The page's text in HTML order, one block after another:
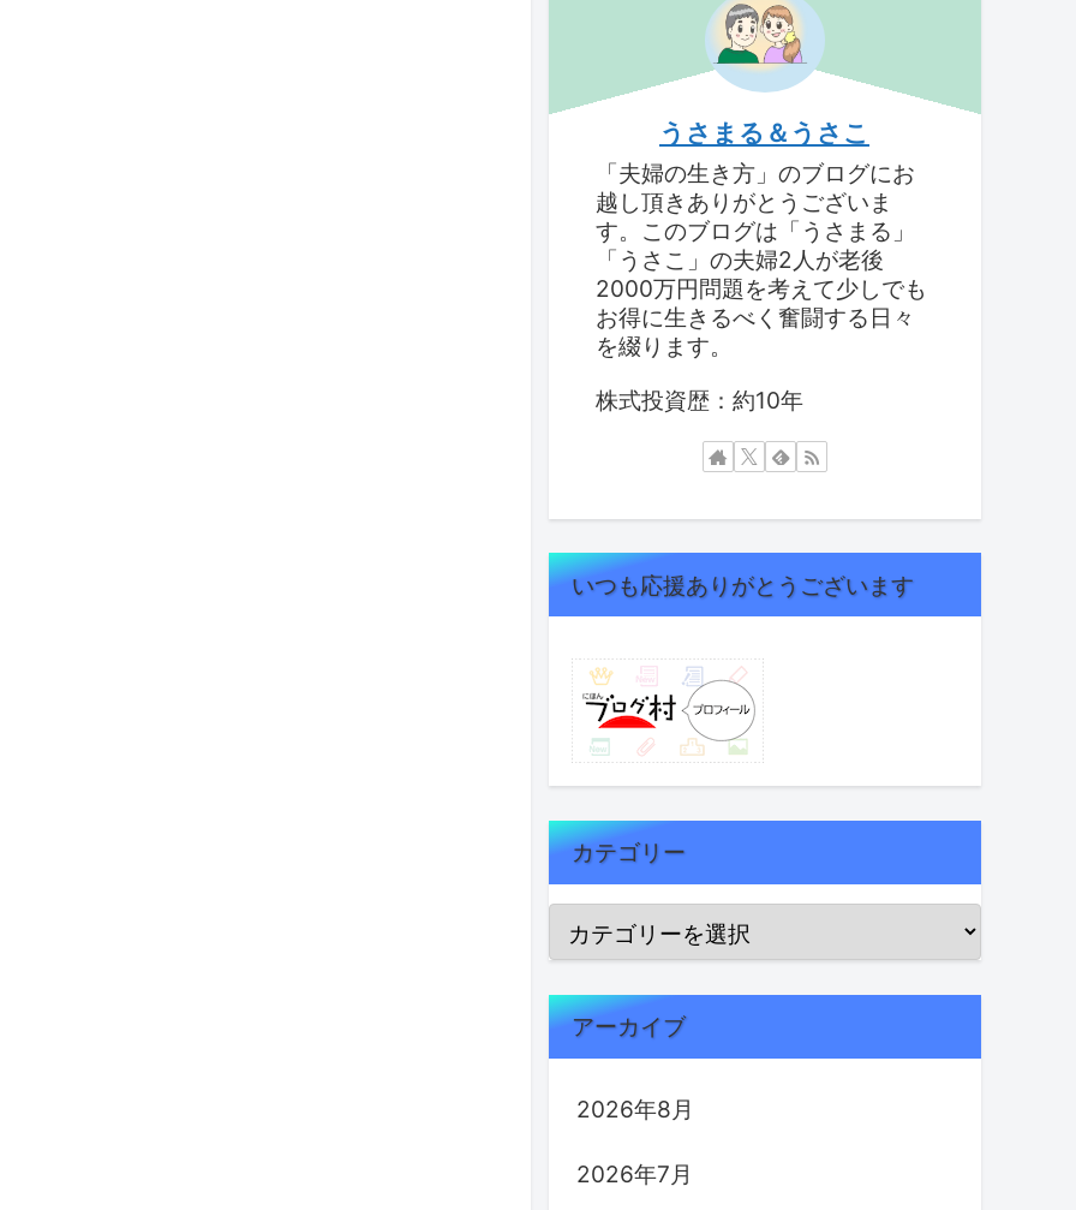
うさまる＆うさこ
「夫婦の生き方」のブログにお
越し頂きありがとうございま
す。このブログは「うさまる」
「うさこ」の夫婦2人が老後
2000万円問題を考えて少しでも
お得に生きるべく奮闘する日々
を綴ります。
株式投資歴：約10年
いつも応援ありがとうございます
カテゴリー
アーカイブ
2026年8月
2026年7月